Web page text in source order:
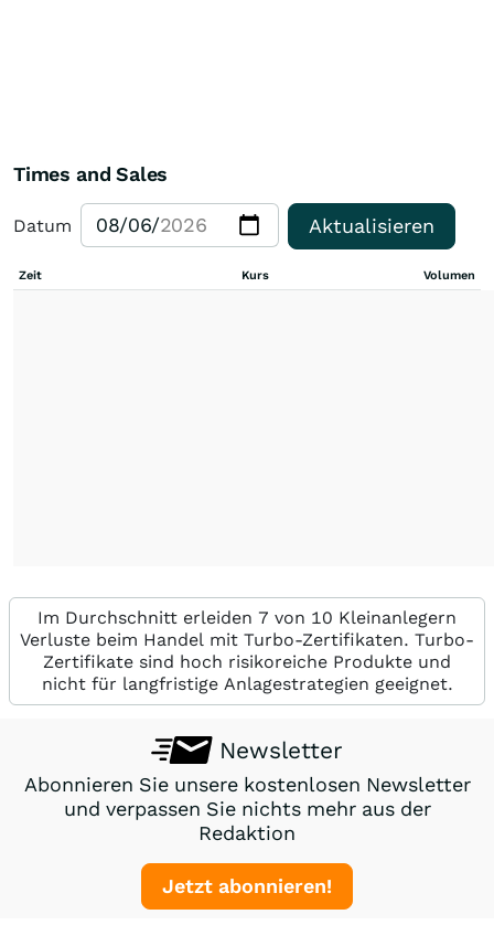
Times and Sales
Datum Aktualisieren
Zeit Kurs Volumen
Im Durchschnitt erleiden 7 von 10 Kleinanlegern
Verluste beim Handel mit Turbo-Zertifikaten. Turbo-
Zertifikate sind hoch risikoreiche Produkte und
nicht für langfristige Anlagestrategien geeignet.
Newsletter
Abonnieren Sie unsere kostenlosen Newsletter
und verpassen Sie nichts mehr aus der
Redaktion
Jetzt abonnieren!